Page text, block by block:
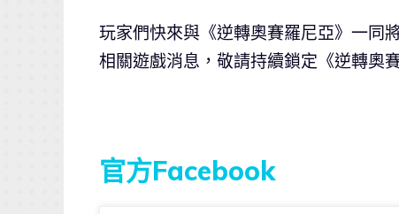
玩家們快來與《逆轉奧賽羅尼亞》一同
相關遊戲消息，敬請持續鎖定《逆轉奧
官方Facebook